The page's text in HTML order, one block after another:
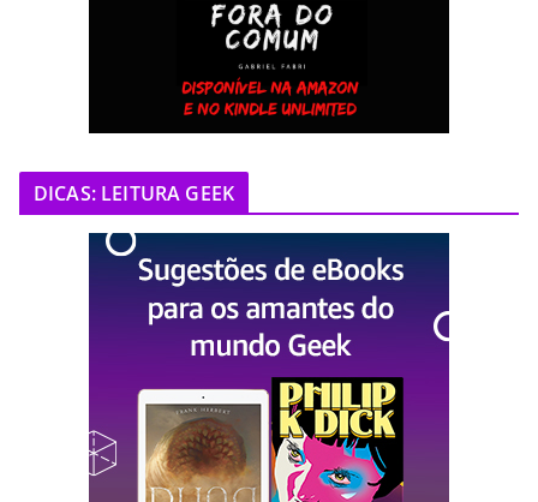
DICAS: LEITURA GEEK